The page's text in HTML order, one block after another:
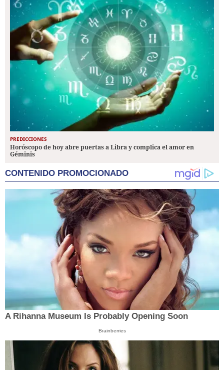
PREDICCIONES
Horóscopo de hoy abre puertas a Libra y complica el amor en
Géminis
CONTENIDO PROMOCIONADO
A Rihanna Museum Is Probably Opening Soon
Brainberries